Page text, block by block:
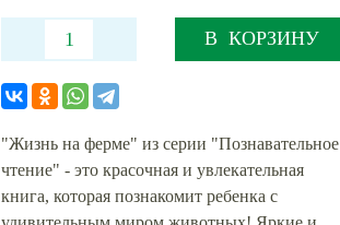
В КОРЗИНУ
"Жизнь на ферме" из серии "Познавательное
чтение" - это красочная и увлекательная
книга, которая познакомит ребенка с